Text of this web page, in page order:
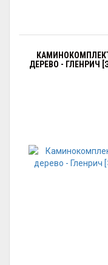
ДЕРЕВО - ГЛЕНРИЧ